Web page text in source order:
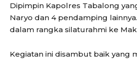
Dipimpin Kapolres Tabalong
Naryo dan 4 pendamping
dalam rangka silaturahmi ke
Kegiatan ini disambut baik yang